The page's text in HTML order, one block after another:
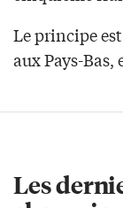
Le principe
aux Pays-Bas,
Les